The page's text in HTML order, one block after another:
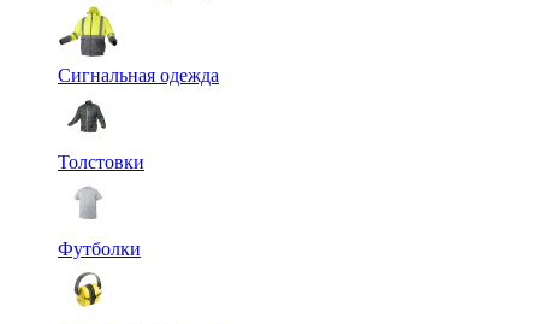
Сигнальная одежда
Толстовки
Футболки